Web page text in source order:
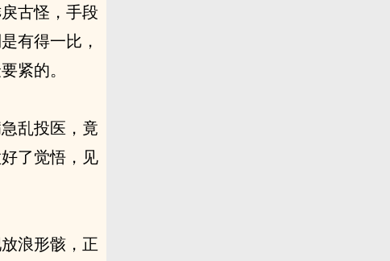
古怪，手段
有得一比，
紧的。
乱投医，竟
了觉悟，见
浪形骸，正